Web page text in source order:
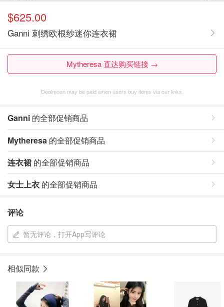
$625.00
Ganni 刺绣欧根纱迷你连衣裙
Mytheresa 直达购买链接 →
Dealmoon may be paid when users buy items via our links.
Ganni 的全部促销商品
Mytheresa 的全部促销商品
连衣裙 的全部促销商品
女士上衣 的全部促销商品
评论
暂无评论，打开App写评论
相似同款